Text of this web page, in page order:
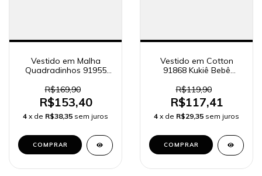
Vestido em Malha
Quadradinhos 91955
R$169,90
R$153,40
4 x de R$38,35 sem juros
COMPRAR
Vestido em Cotton
91868 Kukiê Bebê
R$119,90
R$117,41
4 x de R$29,35 sem juros
COMPRAR